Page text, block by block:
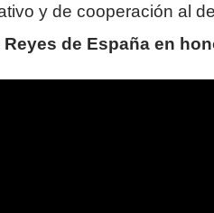
y de cooperación al
de España en